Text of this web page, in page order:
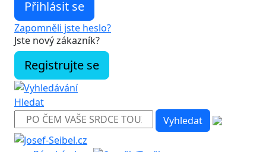
Zapomněli jste heslo?
Jste nový zákazník?
Registrujte se
Hledat